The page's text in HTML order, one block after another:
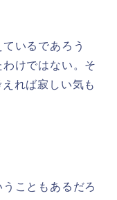
いるであろう
けではない。そ
れば寂しい気も
こともあるだろ